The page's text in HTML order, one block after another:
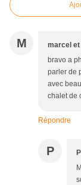
M marcel
bravo a
parler de
avec
chalet de
Répondre
P